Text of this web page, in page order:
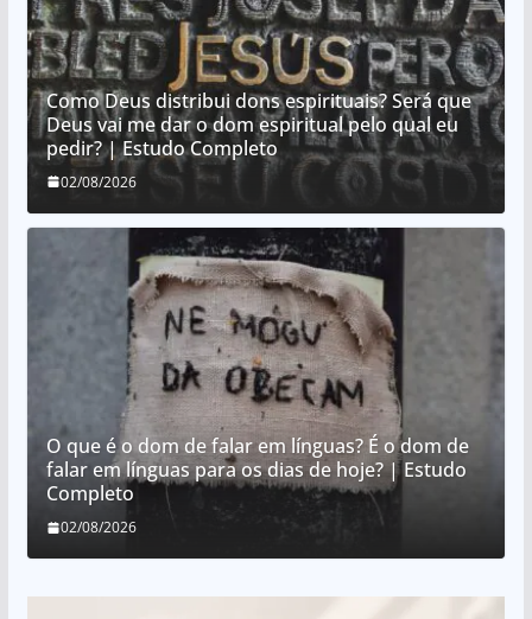
Como Deus distribui dons espirituais? Será que
Deus vai me dar o dom espiritual pelo qual eu
pedir? | Estudo Completo
02/08/2026
O que é o dom de falar em línguas? É o dom de
falar em línguas para os dias de hoje? | Estudo
Completo
02/08/2026